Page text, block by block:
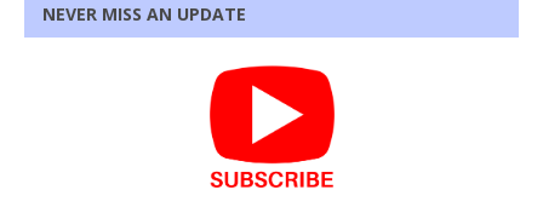
NEVER MISS AN UPDATE